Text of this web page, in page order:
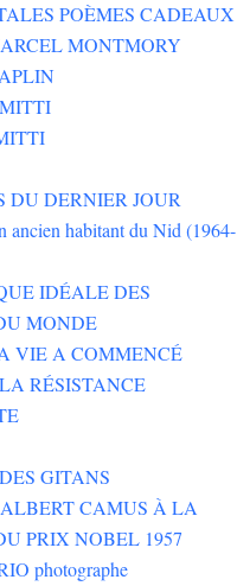
POÈMES CADEAUX
MONTMORY
DU DERNIER JOUR
ancien habitant du Nid (1964-
IDÉALE DES
MONDE
VIE A COMMENCÉ
RÉSISTANCE
GITANS
CAMUS À LA
PRIX NOBEL 1957
photographe